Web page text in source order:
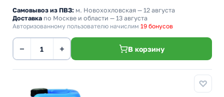
Самовывоз из ПВЗ: м. Новохохловская — 12 августа
Доставка по Москве и области — 13 августа
Авторизованному пользователю начислим 19 бонусов
− + В корзину